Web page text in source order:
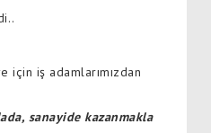
için iş adamlarımızdan
sanayide kazanmakla